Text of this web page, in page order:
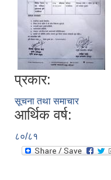
प्रकार:
सूचना तथा समाचार
आर्थिक वर्ष:
८०/८१